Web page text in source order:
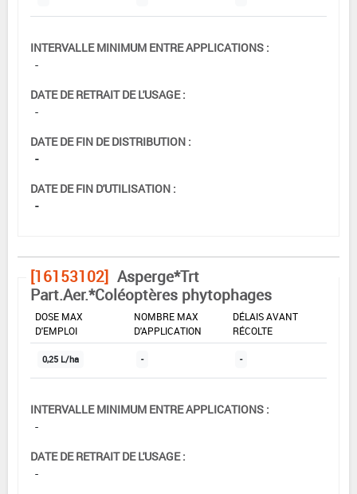
INTERVALLE MINIMUM ENTRE APPLICATIONS :
-
DATE DE RETRAIT DE L'USAGE :
-
DATE DE FIN DE DISTRIBUTION :
-
DATE DE FIN D'UTILISATION :
-
[16153102] Asperge*Trt
Part.Aer.*Coléoptères phytophages
DOSE MAX
D'EMPLOI
NOMBRE MAX
D'APPLICATION
DÉLAIS AVANT
RÉCOLTE
0,25 L/ha - -
INTERVALLE MINIMUM ENTRE APPLICATIONS :
-
DATE DE RETRAIT DE L'USAGE :
-